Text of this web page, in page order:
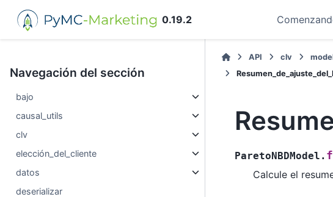
0.19.2
Navegación del sección
bajo
causal_utils
clv
elección_del_cliente
datos
deserializar
API clv
ParetoNBDModel.
Calcule el